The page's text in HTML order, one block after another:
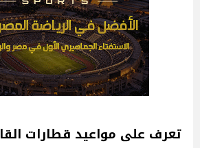
تعرف على مواعيد قطارات